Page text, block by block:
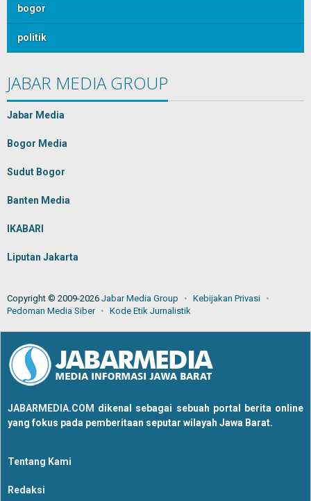
bogor
politik
JABAR MEDIA GROUP
Jabar Media
Bogor Media
Sudut Bogor
Banten Media
IKABARI
Liputan Jakarta
Copyright © 2009-2026 Jabar Media Group
Kebijakan Privasi
Pedoman Media Siber
Kode Etik Jurnalistik
JABARMEDIA.COM dikenal sebagai sebuah portal berita online
yang fokus pada pemberitaan seputar wilayah Jawa Barat.
Tentang Kami
Redaksi